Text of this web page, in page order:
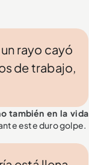
rayo cayó
de trabajo,
también en la vida
este duro golpe.